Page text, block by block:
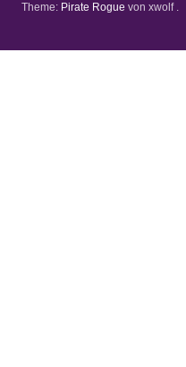
Theme: Pirate Rogue von xwolf